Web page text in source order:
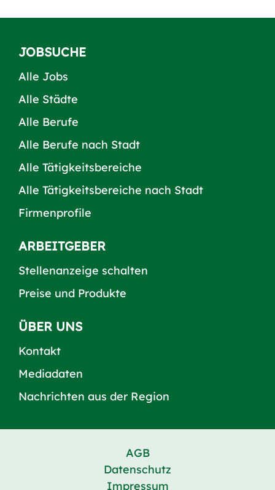
JOBSUCHE
Alle Jobs
Alle Städte
Alle Berufe
Alle Berufe nach Stadt
Alle Tätigkeitsbereiche
Alle Tätigkeitsbereiche nach Stadt
Firmenprofile
ARBEITGEBER
Stellenanzeige schalten
Preise und Produkte
ÜBER UNS
Kontakt
Mediadaten
Nachrichten aus der Region
AGB
Datenschutz
Impressum